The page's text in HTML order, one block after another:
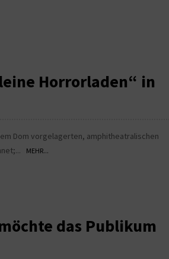
Horrorladen“ in
Dom vorgelagerten, amphitheatralischen
MEHR...
das Publikum